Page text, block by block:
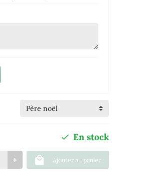
En stock
Ajouter au panier